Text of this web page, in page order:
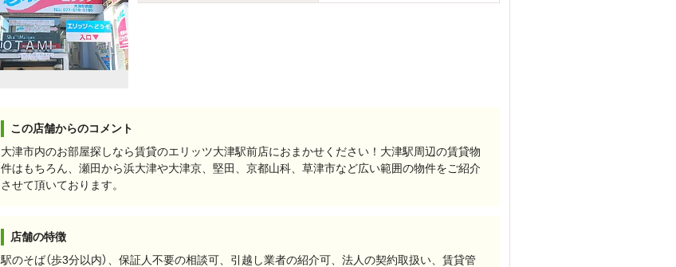
この店舗からのコメント
大津市内のお部屋探しなら賃貸のエリッツ大津駅前店におまかせください！大津駅周辺の賃貸物
件はもちろん、瀬田から浜大津や大津京、堅田、京都山科、草津市など広い範囲の物件をご紹介
させて頂いております。
店舗の特徴
駅のそば（歩3分以内）、保証人不要の相談可、引越し業者の紹介可、法人の契約取扱い、賃貸管